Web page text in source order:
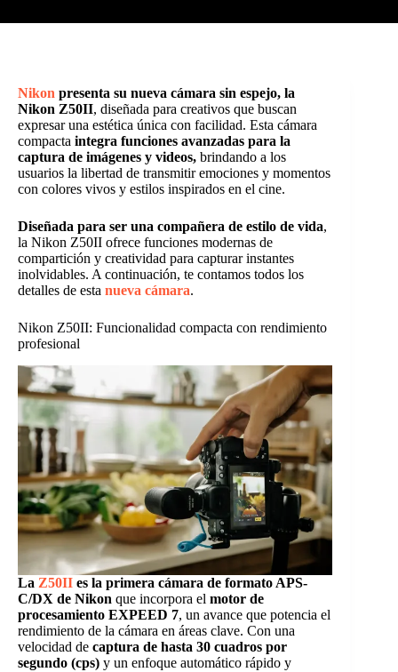
Nikon presenta su nueva cámara sin espejo, la
Nikon Z50II, diseñada para creativos que buscan
expresar una estética única con facilidad. Esta cámara
compacta integra funciones avanzadas para la
captura de imágenes y videos, brindando a los
usuarios la libertad de transmitir emociones y momentos
con colores vivos y estilos inspirados en el cine.
Diseñada para ser una compañera de estilo de vida,
la Nikon Z50II ofrece funciones modernas de
compartición y creatividad para capturar instantes
inolvidables. A continuación, te contamos todos los
detalles de esta nueva cámara.
Nikon Z50II: Funcionalidad compacta con rendimiento
profesional
La Z50II es la primera cámara de formato APS-
C/DX de Nikon que incorpora el motor de
procesamiento EXPEED 7, un avance que potencia el
rendimiento de la cámara en áreas clave. Con una
velocidad de captura de hasta 30 cuadros por
segundo (cps) y un enfoque automático rápido y